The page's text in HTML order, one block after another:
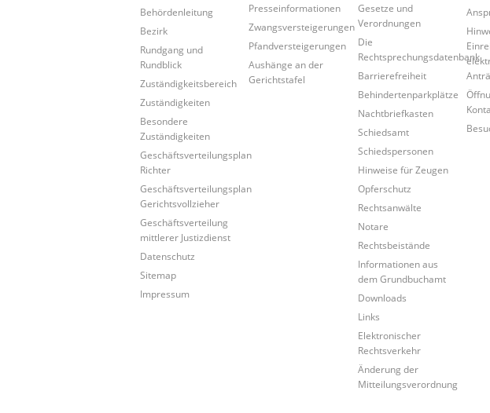
Behördenleitung
Bezirk
Rundgang und
Rundblick
Zuständigkeitsbereich
Zuständigkeiten
Besondere
Zuständigkeiten
Geschäftsverteilungsplan
Richter
Geschäftsverteilungsplan
Gerichtsvollzieher
Geschäftsverteilung
mittlerer Justizdienst
Datenschutz
Sitemap
Impressum
Presseinformationen
Zwangsversteigerungen
Pfandversteigerungen
Aushänge an der
Gerichtstafel
Gesetze und
Verordnungen
Die
Rechtsprechungsdatenbank
Barrierefreiheit
Behindertenparkplätze
Nachtbriefkasten
Schiedsamt
Schiedspersonen
Hinweise für Zeugen
Opferschutz
Rechtsanwälte
Notare
Rechtsbeistände
Informationen aus
dem Grundbuchamt
Downloads
Links
Elektronischer
Rechtsverkehr
Änderung der
Mitteilungsverordnung